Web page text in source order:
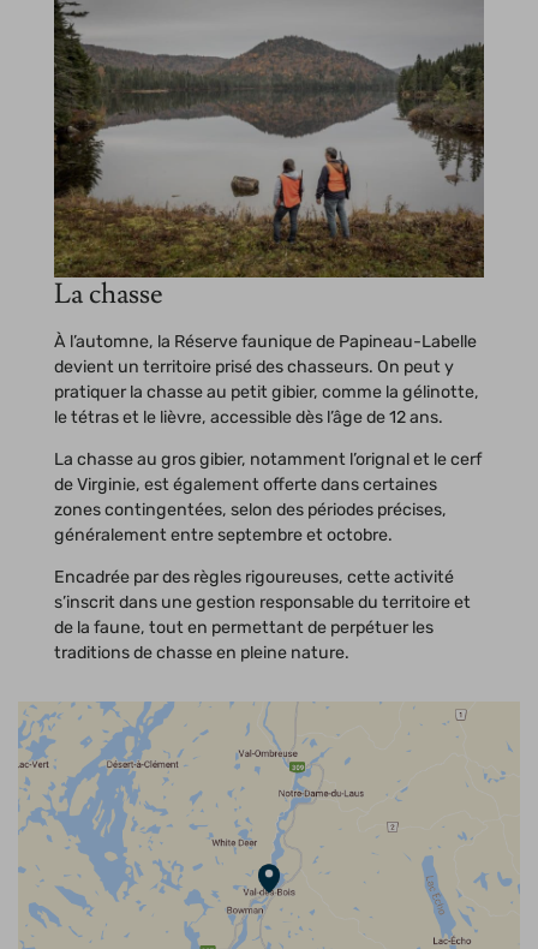
La chasse
À l’automne, la Réserve faunique de Papineau-Labelle
devient un territoire prisé des chasseurs. On peut y
pratiquer la chasse au petit gibier, comme la gélinotte,
le tétras et le lièvre, accessible dès l’âge de 12 ans.
La chasse au gros gibier, notamment l’orignal et le cerf
de Virginie, est également offerte dans certaines
zones contingentées, selon des périodes précises,
généralement entre septembre et octobre.
Encadrée par des règles rigoureuses, cette activité
s’inscrit dans une gestion responsable du territoire et
de la faune, tout en permettant de perpétuer les
traditions de chasse en pleine nature.